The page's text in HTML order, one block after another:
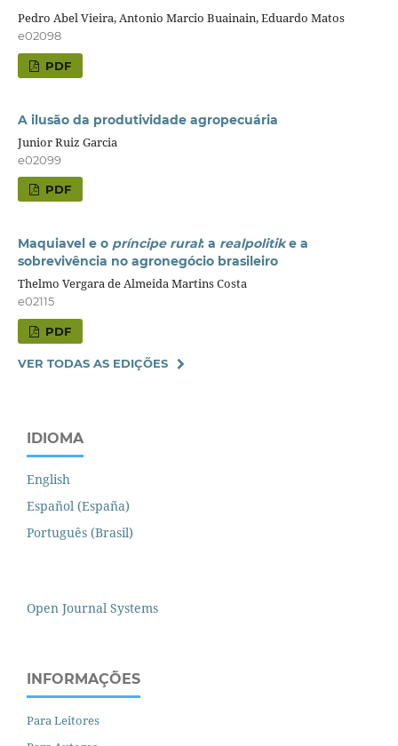
Pedro Abel Vieira, Antonio Marcio Buainain, Eduardo Matos
e02098
PDF
A ilusão da produtividade agropecuária
Junior Ruiz Garcia
e02099
PDF
Maquiavel e o príncipe rural: a realpolitike a
sobrevivência no agronegócio brasileiro
Thelmo Vergara de Almeida Martins Costa
e02115
PDF
VER TODAS AS EDIÇÕES
IDIOMA
English
Español (España)
Português (Brasil)
Open Journal Systems
INFORMAÇÕES
Para Leitores